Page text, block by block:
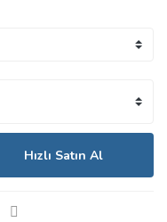
Hızlı Satın Al